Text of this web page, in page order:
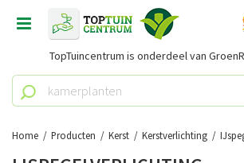
Home Producten Kerst Kerstverlichting
TopTuincentrum is onderdeel van